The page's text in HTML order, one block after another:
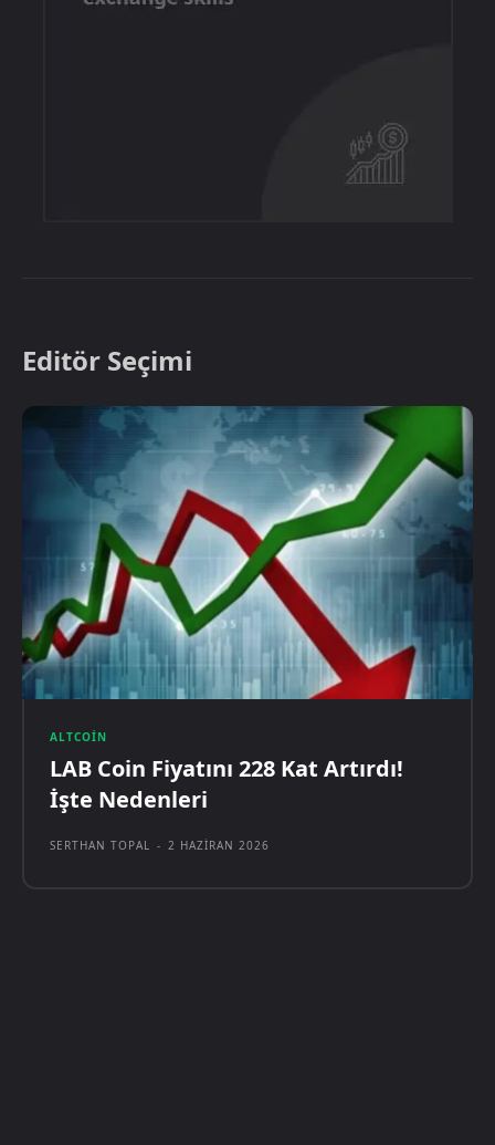
Editör Seçimi
ALTCOIN
LAB Coin Fiyatını 228 Kat Artırdı!
İşte Nedenleri
SERTHAN TOPAL - 2 HAZIRAN 2026